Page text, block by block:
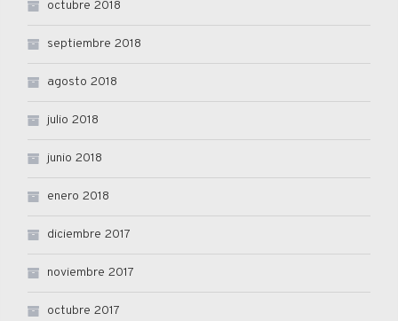
octubre 2018
septiembre 2018
agosto 2018
julio 2018
junio 2018
enero 2018
diciembre 2017
noviembre 2017
octubre 2017